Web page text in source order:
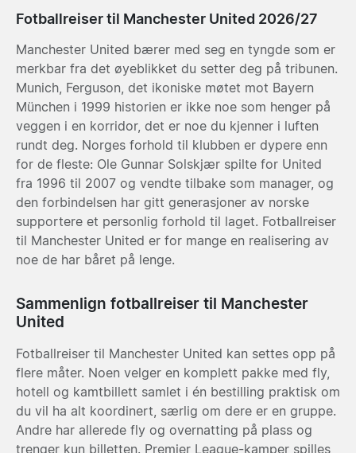
Fotballreiser til Manchester United 2026/27
Manchester United bærer med seg en tyngde som er
merkbar fra det øyeblikket du setter deg på tribunen.
Munich, Ferguson, det ikoniske møtet mot Bayern
München i 1999 historien er ikke noe som henger på
veggen i en korridor, det er noe du kjenner i luften
rundt deg. Norges forhold til klubben er dypere enn
for de fleste: Ole Gunnar Solskjær spilte for United
fra 1996 til 2007 og vendte tilbake som manager, og
den forbindelsen har gitt generasjoner av norske
supportere et personlig forhold til laget. Fotballreiser
til Manchester United er for mange en realisering av
noe de har båret på lenge.
Sammenlign fotballreiser til Manchester
United
Fotballreiser til Manchester United kan settes opp på
flere måter. Noen velger en komplett pakke med fly,
hotell og kamtbillett samlet i én bestilling praktisk om
du vil ha alt koordinert, særlig om dere er en gruppe.
Andre har allerede fly og overnatting på plass og
trenger kun billetten. Premier League-kamper spilles